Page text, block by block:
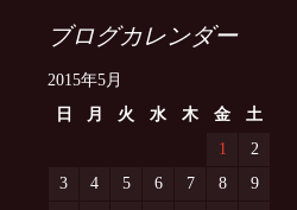
ブログカレンダー
2015年5月
日
月 火 水 木 金
土
1
2
3
4 5 6 7 8
9